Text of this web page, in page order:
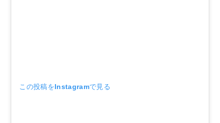
この投稿をInstagramで見る